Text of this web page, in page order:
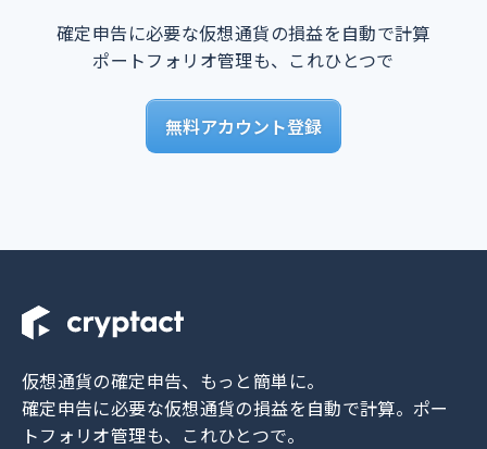
確定申告に必要な仮想通貨の損益を自動で計算
ポートフォリオ管理も、これひとつで
無料アカウント登録
仮想通貨の確定申告、もっと簡単に。
確定申告に必要な仮想通貨の損益を自動で計算。 ポー
トフォリオ管理も、これひとつで。